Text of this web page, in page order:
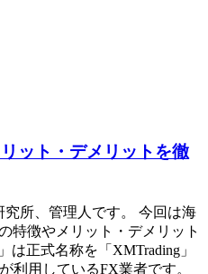
ット・デメリットを徹
所、管理人です。 今回は海
特徴やメリット・デメリット
正式名称を「XMTrading」
利用しているFX業者です。